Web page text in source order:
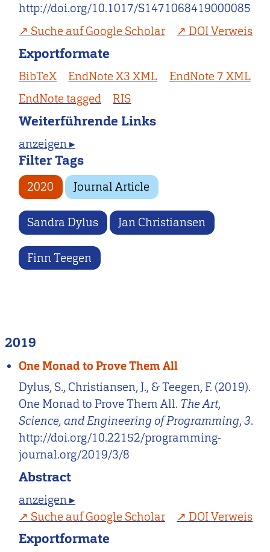
http://doi.org/10.1017/S1471068419000085
Suche auf Google Scholar
DOI Verweis
Exportformate
BibTeX EndNote X3 XML
EndNote 7 XML
EndNote tagged
RIS
Weiterführende Links
anzeigen ▸
Filter Tags
2020 Journal Article
Sandra Dylus Jan Christiansen
Finn Teegen
2019
One Monad to Prove Them All
Dylus, S., Christiansen, J., & Teegen, F. (2019).
One Monad to Prove Them All. The Art,
Science, and Engineering of Programming,3.
http://doi.org/10.22152/programming-
journal.org/2019/3/8
Abstract
anzeigen ▸
Suche auf Google Scholar
DOI Verweis
Exportformate